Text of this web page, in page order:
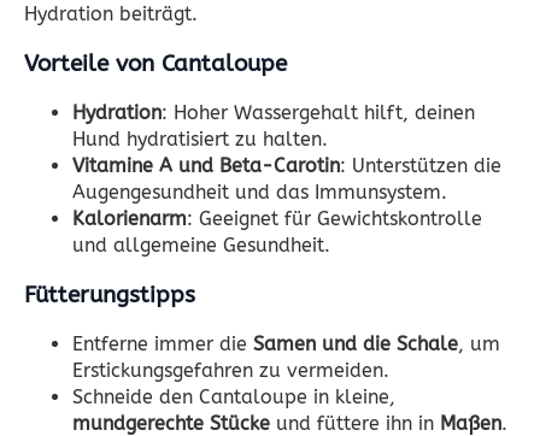
Hydration beiträgt.
Vorteile von Cantaloupe
Hydration: Hoher Wassergehalt hilft, deinen
Hund hydratisiert zu halten.
Vitamine A und Beta-Carotin: Unterstützen die
Augengesundheit und das Immunsystem.
Kalorienarm: Geeignet für Gewichtskontrolle
und allgemeine Gesundheit.
Fütterungstipps
Entferne immer die Samen und die Schale, um
Erstickungsgefahren zu vermeiden.
Schneide den Cantaloupe in kleine,
mundgerechte Stücke und füttere ihn in Maßen.